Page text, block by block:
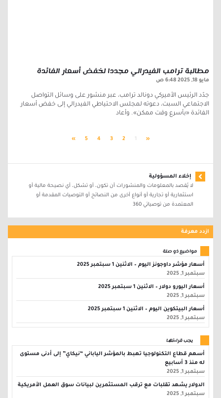
مطالبة ترامب الفيدرالي مجددا لخفض أسعار الفائدة
مايو 18, 2025 6:48 ص
جدّد الرئيس الأميركي دونالد ترامب، عبر منشور على وسائل التواصل
الاجتماعي السبت، دعوته لمجلس الاحتياطي الفيدرالي إلى خفض أسعار
الفائدة «بأسرع وقت ممكن». وأعاد
«
1
2
3
4
5
»
إخلاء المسؤولية
لا يُقصد بالمعلومات والمنشورات أن تكون، أو تشكل، أي نصيحة مالية أو
استثمارية أو تجارية أو أنواع أخرى من النصائح أو التوصيات المقدمة أو
المعتمدة من توصياتي 360
ازدد معرفة
مواضيع ذو صلة
أسعار مؤشر داوجونز اليوم – الاثنين 1 سبتمبر 2025
سبتمبر 1, 2025
أسعار اليورو دولار – الاثنين 1 سبتمبر 2025
سبتمبر 1, 2025
أسعار البيتكوين اليوم – الاثنين 1 سبتمبر 2025
سبتمبر 1, 2025
يجب قراءتها
أسهم قطاع التكنولوجيا تهبط بالمؤشر الياباني “نيكاي” إلى أدنى مستوى
له منذ 3 أسابيع
سبتمبر 1, 2025
الدولار يشهد تقلبات مع ترقب المستثمرين لبيانات سوق العمل الأمريكية
سبتمبر 1, 2025